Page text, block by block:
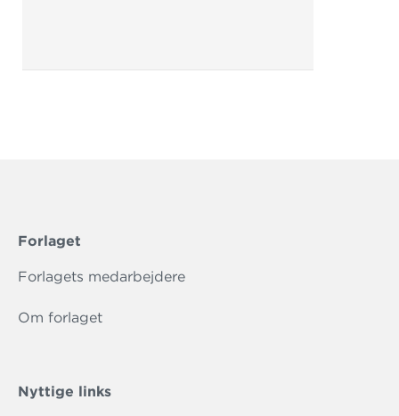
Forlaget
Forlagets medarbejdere
Om forlaget
Nyttige links